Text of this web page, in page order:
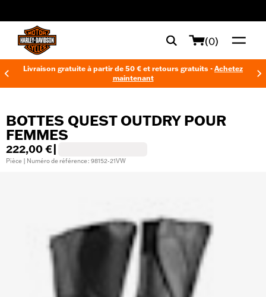
(0)
Livraison gratuite à partir de 50 € et retours gratuits - Achetez
maintenant
BOTTES QUEST OUTDRY POUR
FEMMES
222,00 €
Pièce | Numéro de référence : 98152-21VW